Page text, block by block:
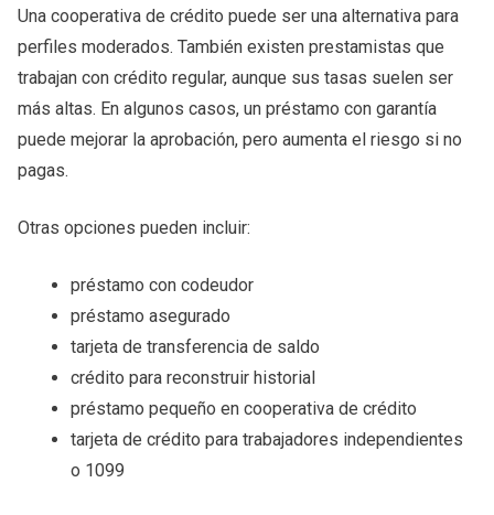
Una cooperativa de crédito puede ser una alternativa para
perfiles moderados. También existen prestamistas que
trabajan con crédito regular, aunque sus tasas suelen ser
más altas. En algunos casos, un préstamo con garantía
puede mejorar la aprobación, pero aumenta el riesgo si no
pagas.
Otras opciones pueden incluir:
préstamo con codeudor
préstamo asegurado
tarjeta de transferencia de saldo
crédito para reconstruir historial
préstamo pequeño en cooperativa de crédito
tarjeta de crédito para trabajadores independientes
o 1099